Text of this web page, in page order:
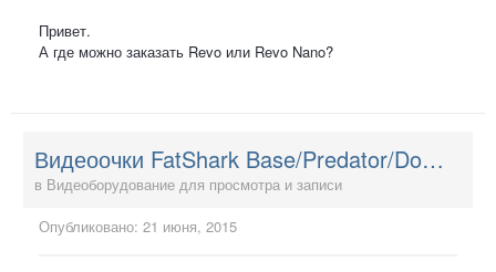
Привет.
А где можно заказать Revo или Revo Nano?
Видеоочки FatShark Base/Predator/Dominator/Attitude/BaseSD
в Видеоборудование для просмотра и записи
Опубликовано: 21 июня, 2015